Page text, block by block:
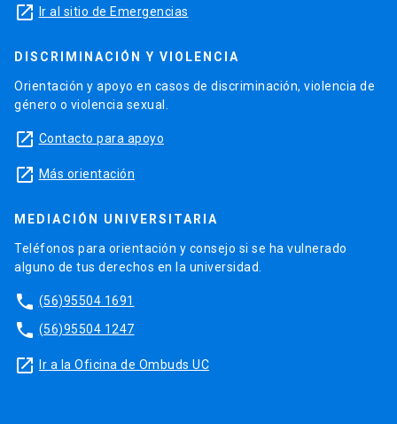
launch Ir al sitio de Emergencias
DISCRIMINACIÓN Y VIOLENCIA
Orientación y apoyo en casos de discriminación, violencia de
género o violencia sexual.
launch Contacto para apoyo
launch Más orientación
MEDIACIÓN UNIVERSITARIA
Teléfonos para orientación y consejo si se ha vulnerado
alguno de tus derechos en la universidad.
phone (56)95504 1691
phone (56)95504 1247
launch Ir a la Oficina de Ombuds UC